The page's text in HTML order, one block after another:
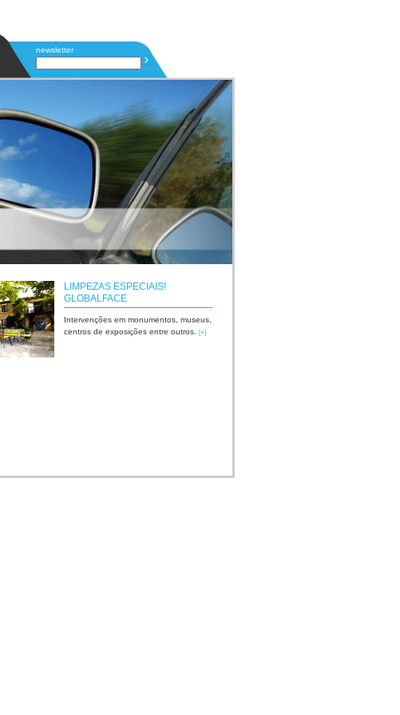
newsletter
LIMPEZAS ESPECIAIS!
GLOBALFACE
Intervenções em monumentos, museus,
centros de exposições entre outros.
[+]